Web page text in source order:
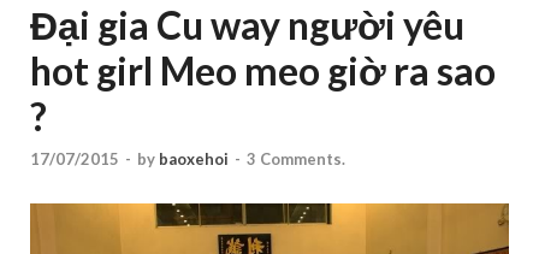
Đại gia Cu way người yêu
hot girl Meo meo giờ ra sao
?
17/07/2015 - by baoxehoi - 3 Comments.